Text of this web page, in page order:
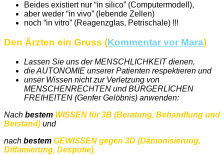
Beides existiert nur “in silico” (Computermodell),
aber weder “in vivo” (lebende Zellen)
noch “in vitro” (Reagenzglas, Petrischale) !!!
Den Ärzten ein Gruss (Kommentar vor Mara)
Lassen Sie uns der MENSCHLICHKEIT dienen,
die AUTONOMIE unserer Patienten respektieren und
unser Wissen nicht zur Verletzung von
MENSCHENRECHTEN und BÜRGERLICHEN
FREIHEITEN (Genfer Gelöbnis) anwenden:
Nach bestem WISSEN für 3B (Beratung, Behandlung und
Beistand) und
nach bestem GEWISSEN gegen 3D (Dämonisierung,
Diffamierung, Despotie).